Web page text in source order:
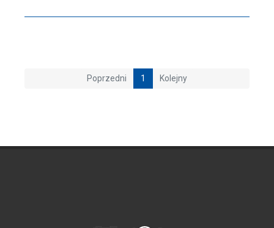
Poprzedni 1 Kolejny